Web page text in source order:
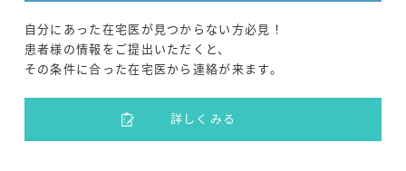
自分にあった在宅医が見つからない方必見！
患者様の情報をご提出いただくと、
その条件に合った在宅医から連絡が来ます。
詳しくみる